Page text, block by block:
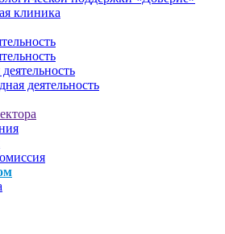
клиника
деятельность